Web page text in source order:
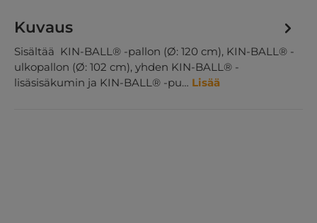
Kuvaus
Sisältää KIN-BALL® -pallon (Ø: 120 cm), KIN-BALL® -
ulkopallon (Ø: 102 cm), yhden KIN-BALL® -
lisäsisäkumin ja KIN-BALL® -pu… Lisää